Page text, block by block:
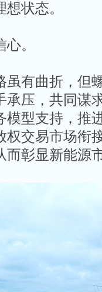
状态。
。
虽有曲折，但
承压，共同谋
模型支持，推
权交易市场衔
而彰显新能源